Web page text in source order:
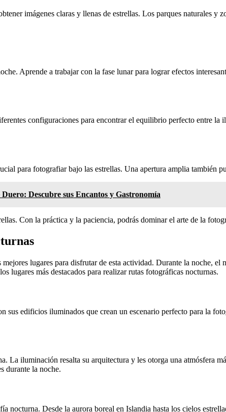
imágenes claras y llenas de estrellas. Los parques naturales y
Aprende a trabajar con la fase lunar para lograr efectos
configuraciones para encontrar el equilibrio perfecto entre la
para fotografiar bajo las estrellas. Una apertura amplia también
Descubre sus Encantos y Gastronomía
Con la práctica y la paciencia, podrás dominar el arte de la
lugares para disfrutar de esta actividad. Durante la noche,
lugares más destacados para realizar rutas fotográficas nocturnas.
sus edificios iluminados que crean un escenario perfecto para la
La iluminación resalta su arquitectura y les otorga una atmósfera
durante la noche.
nocturna. Desde la aurora boreal en Islandia hasta los cielos